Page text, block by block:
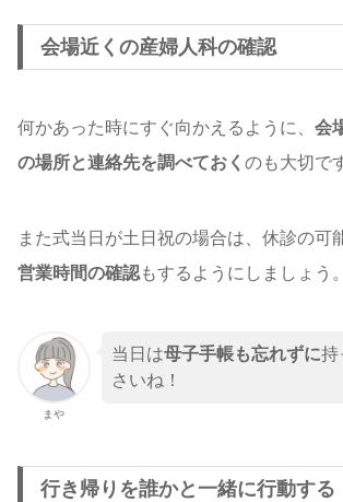
会場近くの産婦人科の確認
何かあった時にすぐ向かえるように、 会
の場所と連絡先を調べておく のも大切で
また式当日が土日祝の場合は、休診の可
営業時間の確認もするようにしましょう。
まや
当日は母子手帳も忘れずに持
さいね！
行き帰りを誰かと一緒に行動する